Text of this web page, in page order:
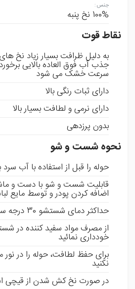
جنس:
100% نخ پنبه
نقاط قوت
به دلیل ظرافت بسیار زیاد نخ
جذب آب فوق العاده بالایی
سرعت خشک می شود
دارای ثبات رنگی بالا
دارای نرمی و لطافت بسیار بالا
بدون پرزدهی
نحوه شست و شو
حوله را قبل از استفاده با آب سرد
قابلیت شست و شو با دست و
اضافه کردن پودر و توسط مایع
حداکثر دمای شستشو 30 درجه سانتی گراد
از مصرف مواد سفید کننده در
خودداری نمائید
برای حفظ لطافت، حوله را در
نکنید
در صورت نخ کش شدن از قیچی